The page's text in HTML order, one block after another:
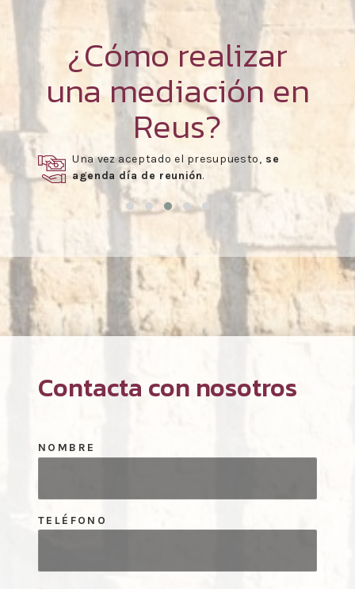
¿Cómo realizar
una mediación en
Reus?
Una vez aceptado el presupuesto, se
agenda día de reunión.
Contacta con nosotros
NOMBRE
TELÉFONO